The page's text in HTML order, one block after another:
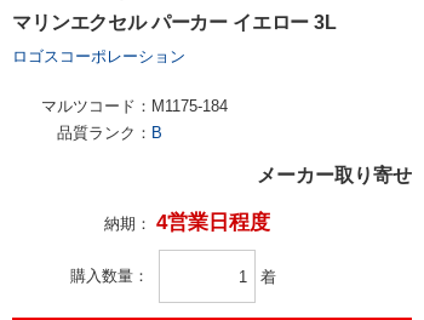
マリンエクセル パーカー イエロー 3L
ロゴスコーポレーション
マルツコード： M1175-184
品質ランク： B
メーカー取り寄せ
納期： 4営業日程度
購入数量 着